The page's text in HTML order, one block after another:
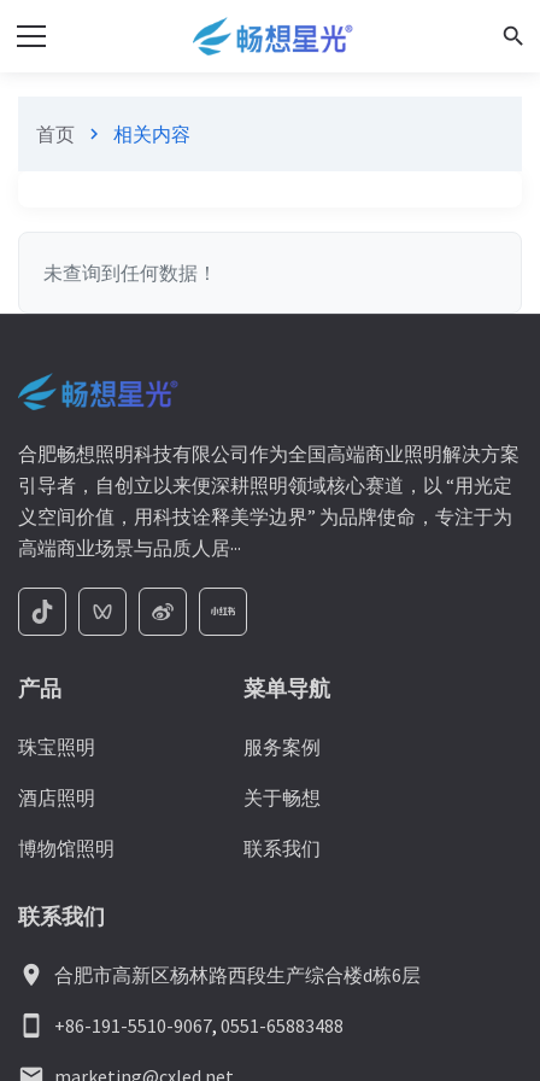
search
首页 chevron_right 相关内容
未查询到任何数据！
合肥畅想照明科技有限公司作为全国高端商业照明解决方案
引导者，自创立以来便深耕照明领域核心赛道，以 “用光定
义空间价值，用科技诠释美学边界” 为品牌使命，专注于为
高端商业场景与品质人居···
产品
珠宝照明
酒店照明
博物馆照明
菜单导航
服务案例
关于畅想
联系我们
联系我们
location_on 合肥市高新区杨林路西段生产综合楼d栋6层
smartphone +86-191-5510-9067, 0551-65883488